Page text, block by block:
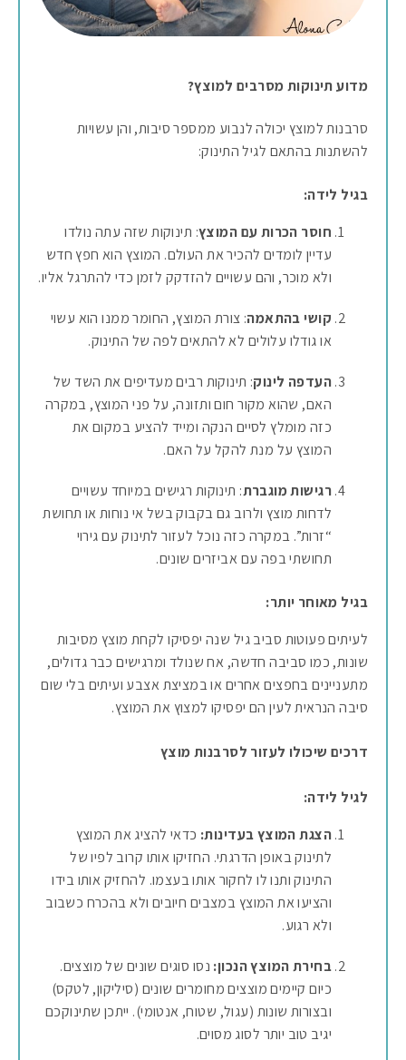
מדוע תינוקות מסרבים למוצץ?
סרבנות למוצץ יכולה לנבוע ממספר סיבות, והן עשויות
להשתנות בהתאם לגיל התינוק:
בגיל לידה:
חוסר הכרות עם המוצץ: תינוקות שזה עתה נולדו
עדיין לומדים להכיר את העולם. המוצץ הוא חפץ חדש
ולא מוכר, והם עשויים להזדקק לזמן כדי להתרגל אליו.
קושי בהתאמה: צורת המוצץ, החומר ממנו הוא עשוי
או גודלו עלולים לא להתאים לפה של התינוק.
העדפה לינוק: תינוקות רבים מעדיפים את השד של
האם, שהוא מקור חום ותזונה, על פני המוצץ, במקרה
כזה מומלץ לסיים הנקה ומייד להציע במקום את
המוצץ על מנת להקל על האם.
רגישות מוגברת: תינוקות רגישים במיוחד עשויים
לדחות מוצץ ולרוב גם בקבוק בשל אי נוחות או תחושת
“זרות”. במקרה כזה נוכל לעזור לתינוק עם גירוי
תחושתי בפה עם אביזרים שונים.
בגיל מאוחר יותר:
לעיתים פעוטות סביב גיל שנה יפסיקו לקחת מוצץ מסיבות
שונות, כמו סביבה חדשה, אח שנולד ומרגישים כבר גדולים,
מתעניינים בחפצים אחרים או במציצת אצבע ועיתים בלי שום
סיבה הנראית לעין הם יפסיקו למצוץ את המוצץ.
דרכים שיכולו לעזור לסרבנות מוצץ
לגיל לידה:
הצגת המוצץ בעדינות: כדאי להציג את המוצץ
לתינוק באופן הדרגתי. החזיקו אותו קרוב לפיו של
התינוק ותנו לו לחקור אותו בעצמו. להחזיק אותו בידו
והציעו את המוצץ במצבים חיובים ולא בהכרח כשבוב
ולא רגוע.
בחירת המוצץ הנכון: נסו סוגים שונים של מוצצים.
כיום קיימים מוצצים מחומרים שונים (סיליקון, לטקס)
ובצורות שונות (עגול, שטוח, אנטומי). ייתכן שתינוקכם
יגיב טוב יותר לסוג מסוים.